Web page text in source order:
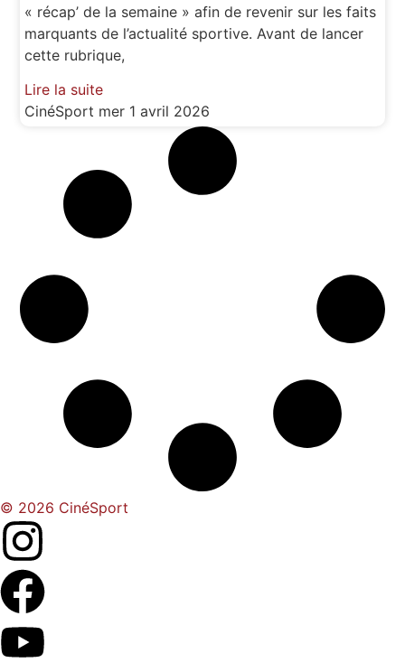
« récap’ de la semaine » afin de revenir sur les faits
marquants de l’actualité sportive. Avant de lancer
cette rubrique,
Lire la suite
CinéSport mer 1 avril 2026
© 2026 CinéSport